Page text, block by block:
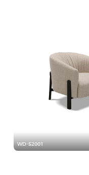
WD-52001